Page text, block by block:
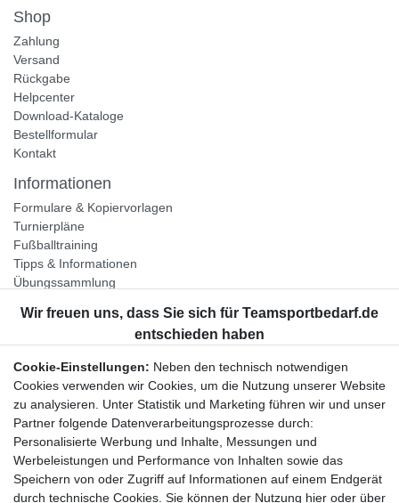
Shop
Zahlung
Versand
Rückgabe
Helpcenter
Download-Kataloge
Bestellformular
Kontakt
Informationen
Formulare & Kopiervorlagen
Turnierpläne
Fußballtraining
Tipps & Informationen
Übungssammlung
Unternehmen
Widerrufsrecht
Bestellung widerrufen
Datenschutzerklärung
AGB
Impressum
Cookie-Einstellungen: Neben den technisch notwendigen
Cookies verwenden wir Cookies, um die Nutzung unserer Website
zu analysieren. Unter Statistik und Marketing führen wir und unser
Partner folgende Datenverarbeitungsprozesse durch:
Personalisierte Werbung und Inhalte, Messungen und
Werbeleistungen und Performance von Inhalten sowie das
Speichern von oder Zugriff auf Informationen auf einem Endgerät
durch technische Cookies. Sie können der Nutzung hier oder über